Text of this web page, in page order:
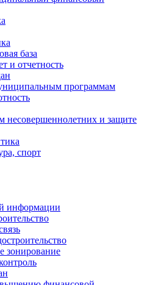
база
и отчетность
программам
несовершеннолетних и защите
спорт
информации
зонирование